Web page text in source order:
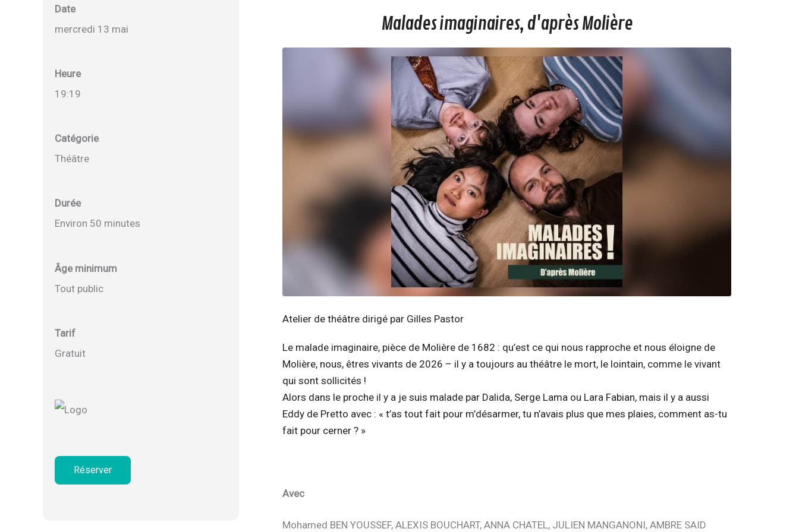
Date
mercredi 13 mai
Heure
19:19
Catégorie
Théâtre
Durée
Environ 50 minutes
Âge minimum
Tout public
Tarif
Gratuit
Réserver
Malades imaginaires, d'après Molière
Atelier de théâtre dirigé par Gilles Pastor
Le malade imaginaire, pièce de Molière de 1682 : qu’est ce qui nous rapproche et nous éloigne de
Molière, nous, êtres vivants de 2026 – il y a toujours au théâtre le mort, le lointain, comme le vivant
qui sont sollicités !
Alors dans le proche il y a je suis malade par Dalida, Serge Lama ou Lara Fabian, mais il y a aussi
Eddy de Pretto avec : « t’as tout fait pour m’désarmer, tu n’avais plus que mes plaies, comment as-tu
fait pour cerner ? »
Avec
Mohamed BEN YOUSSEF, ALEXIS BOUCHART, ANNA CHATEL, JULIEN MANGANONI, AMBRE SAID